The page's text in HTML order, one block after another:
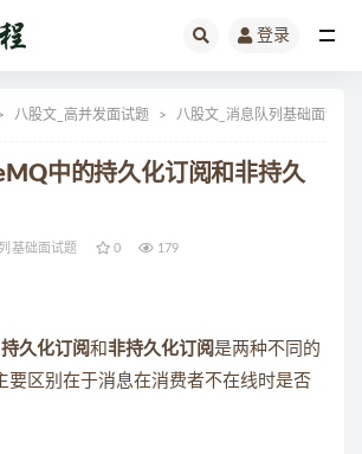
登录
八股文_高并发面试题 八股文_消息队列基础面试题
中的持久化订阅和非持久
基础面试题 0 179
持久化订阅和非持久化订阅是两种不同的
要区别在于消息在消费者不在线时是否